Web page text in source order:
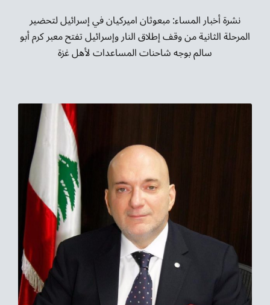
تواصل معنا
نشرة أخبار المساء: مبعوثان اميركيان في إسرائيل لتحضير
المرحلة الثانية من وقف إطلاق النار وإسرائيل تفتح معبر كرم أبو
سالم بوجه شاحنات المساعدات لأهل غزة